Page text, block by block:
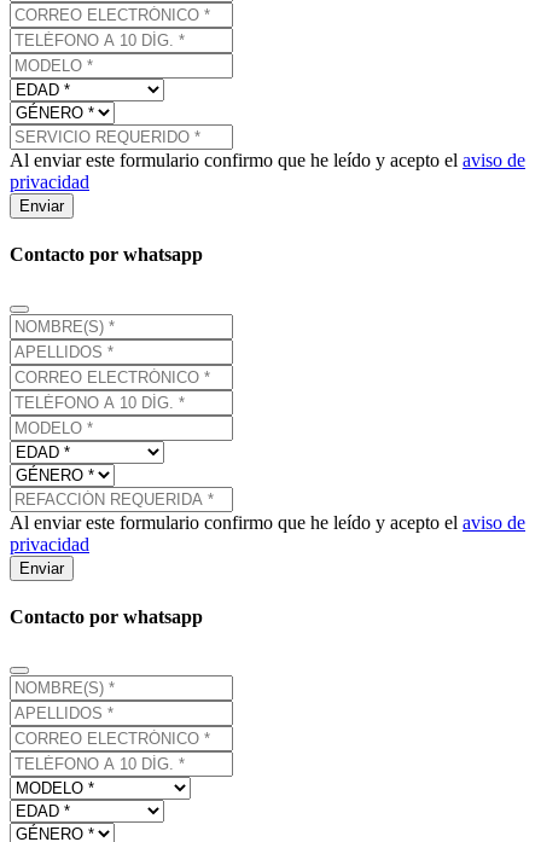
Al enviar este formulario confirmo que he leído y acepto el aviso de
privacidad
Enviar
Contacto por whatsapp
Al enviar este formulario confirmo que he leído y acepto el aviso de
privacidad
Enviar
Contacto por whatsapp